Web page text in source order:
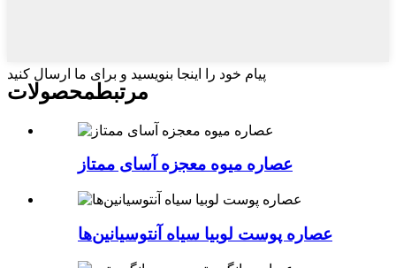
پیام خود را اینجا بنویسید و برای ما ارسال کنید
مرتبطمحصولات
عصاره میوه معجزه آسای ممتاز
عصاره پوست لوبیا سیاه آنتوسیانین‌ها